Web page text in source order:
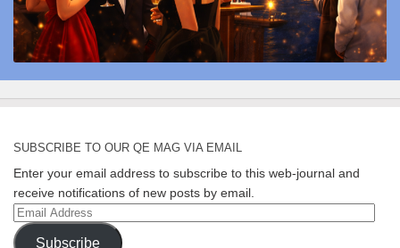
SUBSCRIBE TO OUR QE MAG VIA EMAIL
Enter your email address to subscribe to this web-journal and
receive notifications of new posts by email.
Email
Address
Subscribe